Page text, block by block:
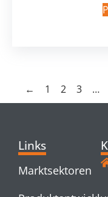
← 1 2 3 …
Links
Marktsektoren